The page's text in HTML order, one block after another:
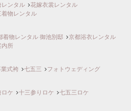
ンタル
花嫁衣裳レンタル
着物レンタル
着物レンタル 御池別邸
京都浴衣レンタル
内所
式袴 七五三 フォトウェディング
ロケ 十三参りロケ 七五三ロケ